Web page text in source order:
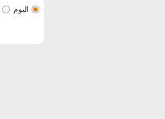
اليوم